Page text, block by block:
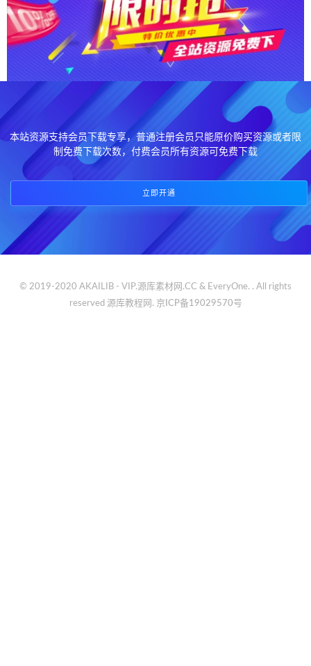
本站资源支持会员下载专享，普通注册会员只能原价购买资源或者限
制免费下载次数，付费会员所有资源可免费下载
立即开通
© 2019-2020 AKAILIB - VIP.源库素材网.CC & EveryOne. . All rights
reserved 源库教程网. 京ICP备19029570号